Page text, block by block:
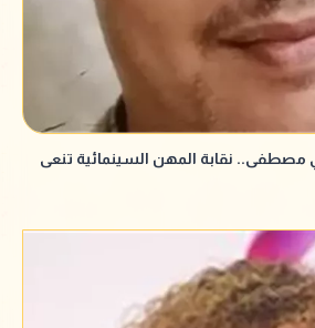
مصطفى.. نقابة المهن السينمائية تنعى